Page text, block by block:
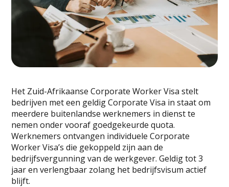
Het Zuid-Afrikaanse Corporate Worker Visa stelt
bedrijven met een geldig Corporate Visa in staat om
meerdere buitenlandse werknemers in dienst te
nemen onder vooraf goedgekeurde quota.
Werknemers ontvangen individuele Corporate
Worker Visa’s die gekoppeld zijn aan de
bedrijfsvergunning van de werkgever. Geldig tot 3
jaar en verlengbaar zolang het bedrijfsvisum actief
blijft.